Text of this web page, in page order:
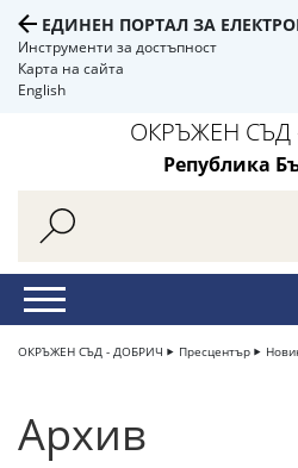
ЕДИНЕН ПОРТАЛ ЗА
Инструменти за достъпност
Карта на сайта
English
ОКРЪЖЕН СЪД
Република
ОКРЪЖЕН СЪД - ДОБРИЧ Пресцентър
Архив